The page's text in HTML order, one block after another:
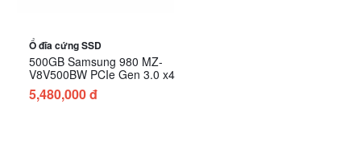
Ổ đĩa cứng SSD
500GB Samsung 980 MZ-
V8V500BW PCIe Gen 3.0 x4
5,480,000 đ